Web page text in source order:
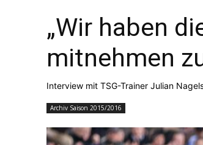
„Wir haben
mitnehmen
Interview mit TSG-Trainer Julian
Archiv Saison 2015/2016